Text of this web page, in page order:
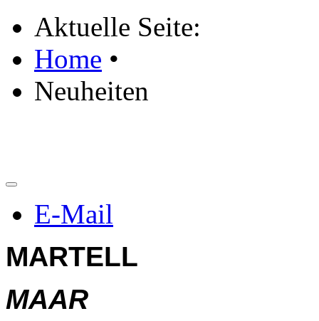
Aktuelle Seite:
Home •
Neuheiten
E-Mail
MARTELL
MAAR